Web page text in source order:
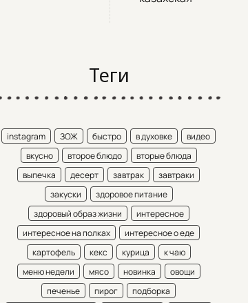
Теги
instagram ЗОЖ быстро в духовке
видео
вкусно
второе блюдо
вторые блюда
выпечка
десерт завтрак
завтраки
закуски
здоровое питание
здоровый образ жизни
интересное
интересное на полках
интересное о еде
картофель
кекс курица
к чаю
меню недели
мясо новинка
овощи
печенье
пирог
подборка